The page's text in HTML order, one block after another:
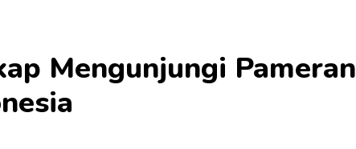
Mengunjungi Pameran